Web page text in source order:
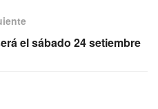
el sábado 24 setiembre